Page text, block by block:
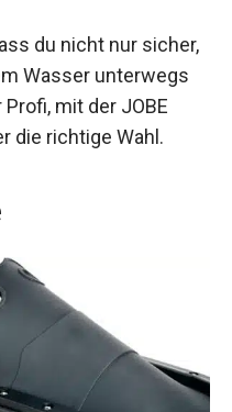
du nicht nur sicher,
Wasser unterwegs
mit der JOBE
die richtige Wahl.